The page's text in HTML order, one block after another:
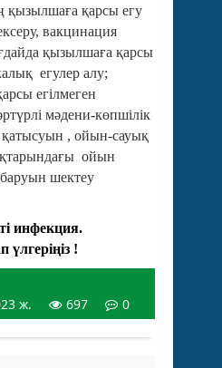
қызылшаға қарсы егу
вакцинация
қызылшаға қарсы
егулер алу;
егілмеген
мәдени-көпшілік
қатысуын , ойын-сауық
ойын
шектеу
инфекция.
!
ж.
697 0